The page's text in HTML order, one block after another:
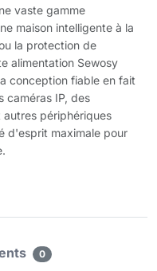
vaste gamme
maison intelligente à la
la protection de
alimentation Sewosy
conception fiable en fait
caméras IP, des
périphériques
d'esprit maximale pour
0